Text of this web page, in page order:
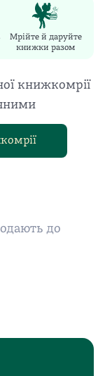
Мрійте й даруйте
книжки разом
книжкомрії
до